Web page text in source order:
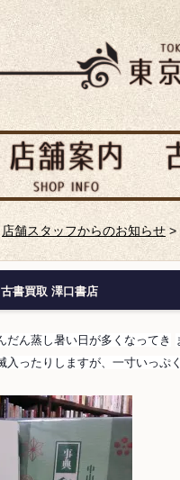
店舗スタッフからのお知らせ >
書買取 澤口書店
だん蒸し暑い日が多くなってき
入ったりしますが、一寸いっぷ